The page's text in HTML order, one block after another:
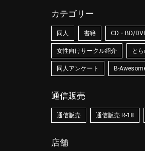
カテゴリー
同人 書籍 CD・BD/
女性向けサークル紹介 と
同人アンケート B-
通信販売
通信販売 通信販売 R-18
店舗